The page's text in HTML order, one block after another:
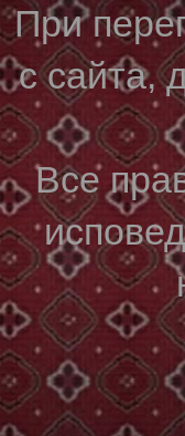
При
с сайта,
Все